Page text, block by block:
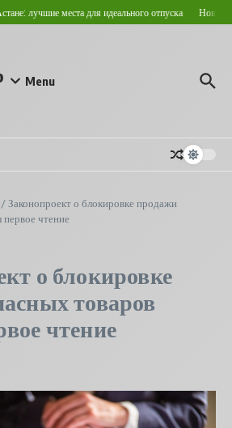
лучшие места для идеального отпуска
Menu
/Законопроект о блокировке продажи
чтение
о блокировке
товаров
чтение